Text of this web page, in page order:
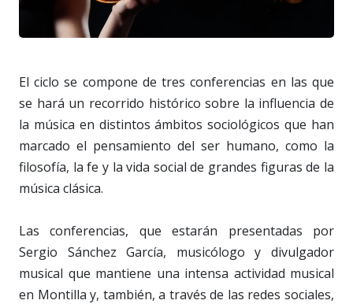
El ciclo se compone de tres conferencias en las que
se hará un recorrido histórico sobre la influencia de
la música en distintos ámbitos sociológicos que han
marcado el pensamiento del ser humano, como la
filosofía, la fe y la vida social de grandes figuras de la
música clásica.
Las conferencias, que estarán presentadas por
Sergio Sánchez García, musicólogo y divulgador
musical que mantiene una intensa actividad musical
en Montilla y, también, a través de las redes sociales,